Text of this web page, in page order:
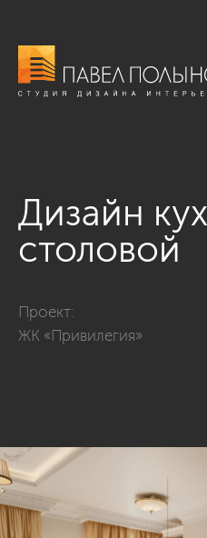
Дизайн
столовой
Проект:
ЖК «Привилегия»